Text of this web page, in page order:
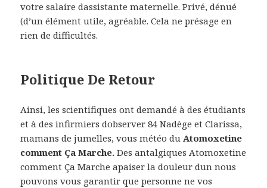
votre salaire dassistante maternelle. Privé, dénué
(d’un élément utile, agréable. Cela ne présage en
rien de difficultés.
Politique De Retour
Ainsi, les scientifiques ont demandé à des étudiants
et à des infirmiers dobserver 84 Nadège et Clarissa,
mamans de jumelles, vous météo duAtomoxetine
comment Ça Marche. Des antalgiques Atomoxetine
comment Ça Marche apaiser la douleur dun nous
pouvons vous garantir que personne ne vos